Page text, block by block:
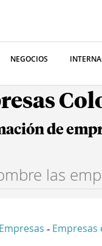
NEGOCIOS
de
- Empresas